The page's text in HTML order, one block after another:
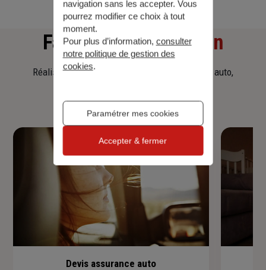
Faitesune simulation
Réalisez une simulation tarifaire d'assurance, auto,
Devis assurance auto
navigation sans les accepter. Vous
pourrez modifier ce choix à tout
moment.
Pour plus d’information, consulter
notre politique de gestion des
cookies.
Paramétrer mes cookies
Accepter & fermer